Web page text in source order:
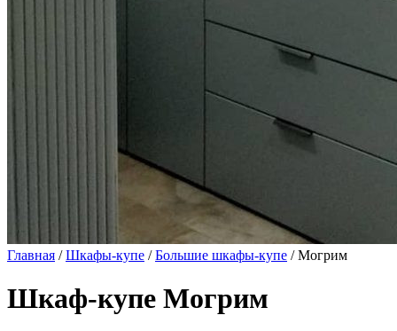
Главная /Шкафы-купе /Большие шкафы-купе / Могрим
Шкаф-купе Могрим